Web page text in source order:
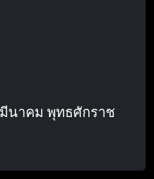
นาคม พุทธศักราช